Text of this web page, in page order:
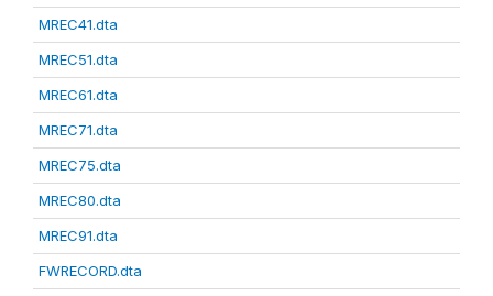
MREC41.dta
MREC51.dta
MREC61.dta
MREC71.dta
MREC75.dta
MREC80.dta
MREC91.dta
FWRECORD.dta